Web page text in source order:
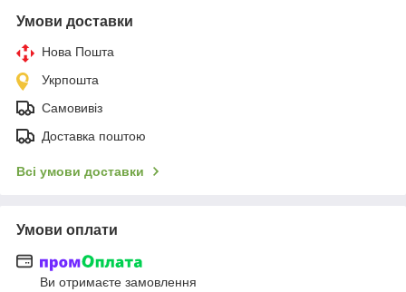
Умови доставки
Нова Пошта
Укрпошта
Самовивіз
Доставка поштою
Всі умови доставки
Умови оплати
Ви отримаєте замовлення